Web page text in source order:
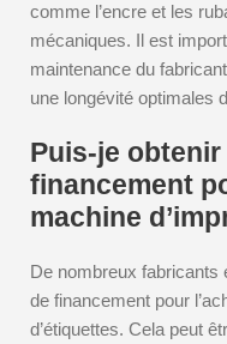
comme l’encre et les
mécaniques. Il est
maintenance du
une longévité optimales
Puis-je
financement
machine
De nombreux fabricants
de financement pour
d’étiquettes. Cela peut